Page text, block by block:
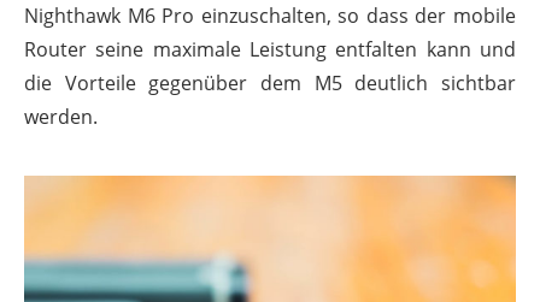
Nighthawk M6 Pro einzuschalten, so dass der mobile
Router seine maximale Leistung entfalten kann und
die Vorteile gegenüber dem M5 deutlich sichtbar
werden.